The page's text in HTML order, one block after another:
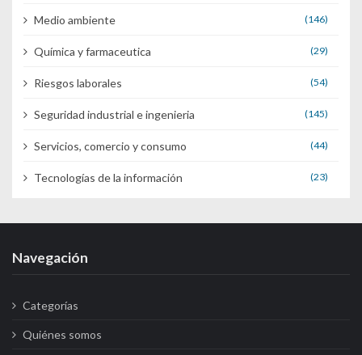
Medio ambiente (146)
Química y farmaceutica (29)
Riesgos laborales (54)
Seguridad industrial e ingenieria (145)
Servicios, comercio y consumo (44)
Tecnologías de la información (23)
Navegación
Categorías
Quiénes somos